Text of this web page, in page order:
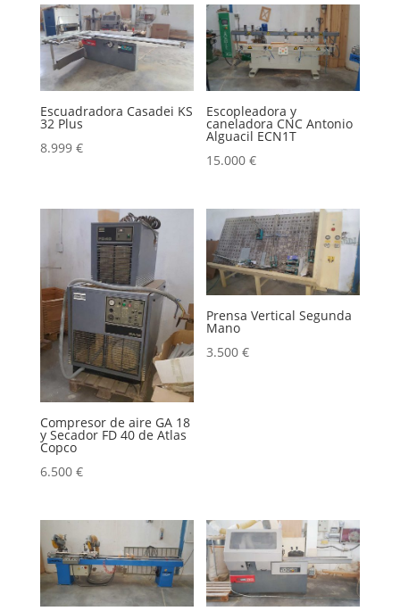
Escuadradora Casadei KS
32 Plus
8.999 €
Escopleadora y
caneladora CNC Antonio
Alguacil ECN1T
15.000€
Compresor de aire GA 18
y Secador FD 40 de Atlas
Copco
6.500 €
Prensa Vertical Segunda
Mano
3.500€